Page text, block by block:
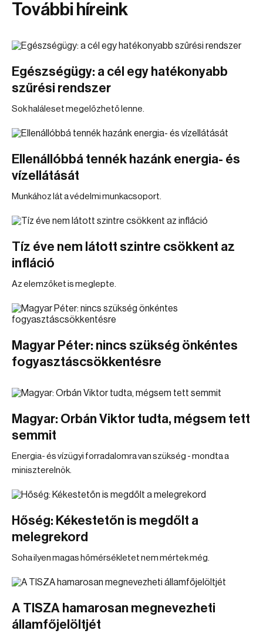
További híreink
Egészségügy: a cél egy hatékonyabb
szűrési rendszer
Sok haláleset megelőzhető lenne.
Ellenállóbbá tennék hazánk energia- és
vízellátását
Munkához lát a védelmi munkacsoport.
Tíz éve nem látott szintre csökkent az
infláció
Az elemzőket is meglepte.
Magyar Péter: nincs szükség önkéntes
fogyasztáscsökkentésre
Magyar: Orbán Viktor tudta, mégsem tett
semmit
Energia- és vízügyi forradalomra van szükség - mondta a
miniszterelnök.
Hőség: Kékestetőn is megdőlt a
melegrekord
Soha ilyen magas hőmérsékletet nem mértek még.
A TISZA hamarosan megnevezheti
államfőjelöltjét